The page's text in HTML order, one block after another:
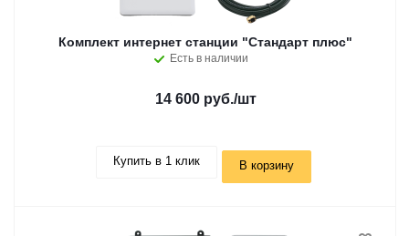
Комплект интернет станции "Стандарт плюс"
Есть в наличии
14 600 руб./шт
Купить в 1 клик В корзину